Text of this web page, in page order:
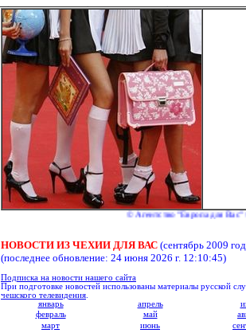
© Агентство "Европа для Вас" ©
НОВОСТИ ИЗ ЧЕХИИ ДЛЯ ВАС (сентябрь 2009
(последнее обновление: 24 июня 2026 г. 12:10:45)
Подписка на новости нашего сайта
При подготовке новостей использованы материалы русской
чешского телевидения
январь
апрель
февраль
май
март
июнь